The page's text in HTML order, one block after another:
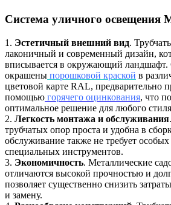
Система уличного освещения
1. Эстетичный внешний вид.
лаконичный и современный дизайн,
вписывается в окружающий
окрашены порошковой краской в
цветовой карте RAL, предварительно
помощью горячего оцинкования, что
оптимальное решение для любого
2. Легкость монтажа и обслуживания
трубчатых опор проста и удобна в
обслуживание также не требует
специальных инструментов.
3. Экономичность. Металлические
отличаются высокой прочностью и
позволяет существенно снизить
и замену.